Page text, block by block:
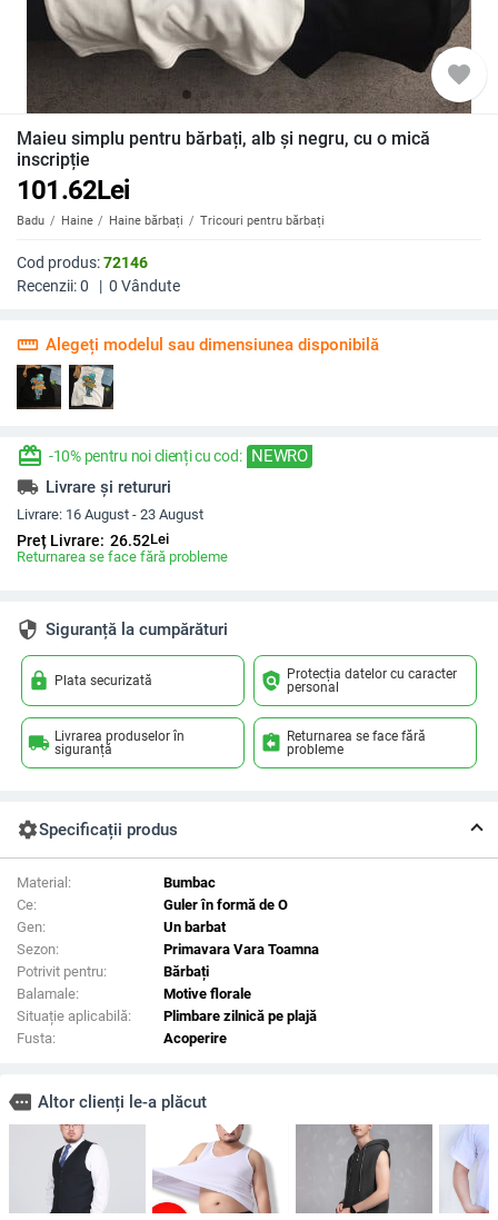
favorite
Maieu simplu pentru bărbați, alb și negru, cu o mică
inscripție
101.62Lei
Badu Haine Haine bărbați Tricouri pentru bărbați
Cod produs:72146
Recenzii:0 | 0 Vândute
straighten Alegeți modelul sau dimensiunea disponibilă
redeem -10% pentru noi clienți cu cod: NEWRO
local_shipping Livrare și retururi
Livrare: 16 August - 23 August
Preț Livrare: 26.52Lei
Returnarea se face fără probleme
security Siguranță la cumpărături
lock Plata securizată policy Protecția datelor cu caracter
personal
local_shipping Livrarea produselor în
siguranță
assignment_return Returnarea se face fără
probleme
settingsSpecificații produs
Material:
Bumbac
Ce:
Guler în formă de O
Gen:
Un barbat
Sezon:
Primavara Vara Toamna
Potrivit pentru:
Bărbați
Balamale:
Motive florale
Situație aplicabilă:
Plimbare zilnică pe plajă
Fusta:
Acoperire
more Altor clienți le-a plăcut